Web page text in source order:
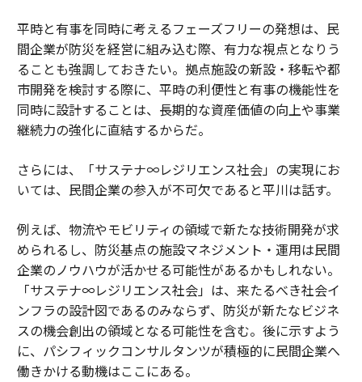
平時と有事を同時に考えるフェーズフリーの発想は、民
間企業が防災を経営に組み込む際、有力な視点となりう
ることも強調しておきたい。拠点施設の新設・移転や都
市開発を検討する際に、平時の利便性と有事の機能性を
同時に設計することは、長期的な資産価値の向上や事業
継続力の強化に直結するからだ。
さらには、「サステナ∞レジリエンス社会」の実現にお
いては、民間企業の参入が不可欠であると平川は話す。
例えば、物流やモビリティの領域で新たな技術開発が求
められるし、防災基点の施設マネジメント・運用は民間
企業のノウハウが活かせる可能性があるかもしれない。
「サステナ∞レジリエンス社会」は、来たるべき社会イ
ンフラの設計図であるのみならず、防災が新たなビジネ
スの機会創出の領域となる可能性を含む。後に示すよう
に、パシフィックコンサルタンツが積極的に民間企業へ
働きかける動機はここにある。